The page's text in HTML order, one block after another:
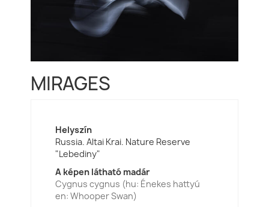
MIRAGES
Helyszín
Russia. Altai Krai. Nature Reserve
"Lebediny"
A képen látható madár
Cygnus cygnus (hu: Énekes hattyú
en: Whooper Swan)